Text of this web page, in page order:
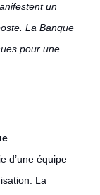
un
La Banque
pour une
d’une équipe
La